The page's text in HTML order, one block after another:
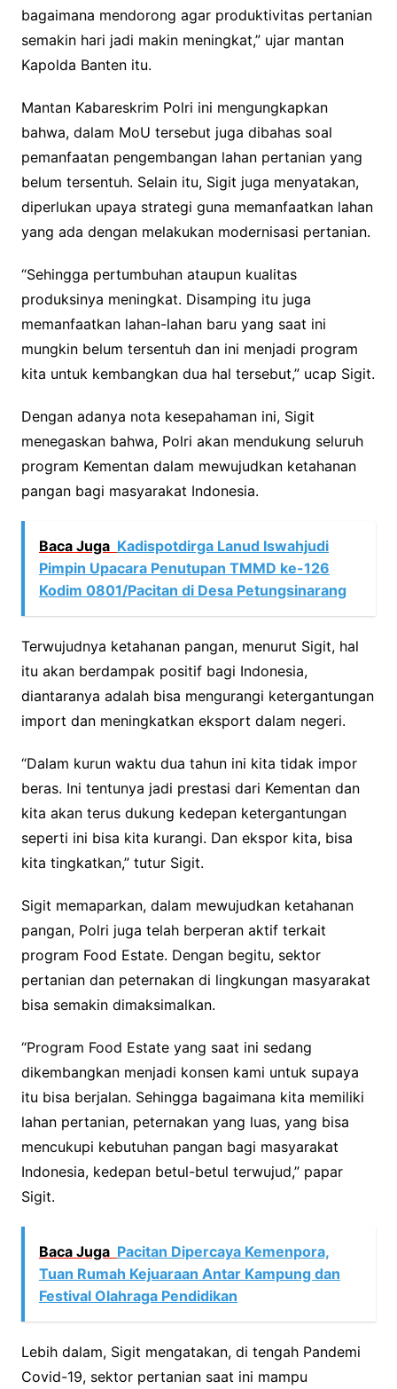
bagaimana mendorong agar produktivitas pertanian
semakin hari jadi makin meningkat,” ujar mantan
Kapolda Banten itu.
Mantan Kabareskrim Polri ini mengungkapkan
bahwa, dalam MoU tersebut juga dibahas soal
pemanfaatan pengembangan lahan pertanian yang
belum tersentuh. Selain itu, Sigit juga menyatakan,
diperlukan upaya strategi guna memanfaatkan lahan
yang ada dengan melakukan modernisasi pertanian.
“Sehingga pertumbuhan ataupun kualitas
produksinya meningkat. Disamping itu juga
memanfaatkan lahan-lahan baru yang saat ini
mungkin belum tersentuh dan ini menjadi program
kita untuk kembangkan dua hal tersebut,” ucap Sigit.
Dengan adanya nota kesepahaman ini, Sigit
menegaskan bahwa, Polri akan mendukung seluruh
program Kementan dalam mewujudkan ketahanan
pangan bagi masyarakat Indonesia.
Baca Juga Kadispotdirga Lanud Iswahjudi
Pimpin Upacara Penutupan TMMD ke-126
Kodim 0801/Pacitan di Desa Petungsinarang
Terwujudnya ketahanan pangan, menurut Sigit, hal
itu akan berdampak positif bagi Indonesia,
diantaranya adalah bisa mengurangi ketergantungan
import dan meningkatkan eksport dalam negeri.
“Dalam kurun waktu dua tahun ini kita tidak impor
beras. Ini tentunya jadi prestasi dari Kementan dan
kita akan terus dukung kedepan ketergantungan
seperti ini bisa kita kurangi. Dan ekspor kita, bisa
kita tingkatkan,” tutur Sigit.
Sigit memaparkan, dalam mewujudkan ketahanan
pangan, Polri juga telah berperan aktif terkait
program Food Estate. Dengan begitu, sektor
pertanian dan peternakan di lingkungan masyarakat
bisa semakin dimaksimalkan.
“Program Food Estate yang saat ini sedang
dikembangkan menjadi konsen kami untuk supaya
itu bisa berjalan. Sehingga bagaimana kita memiliki
lahan pertanian, peternakan yang luas, yang bisa
mencukupi kebutuhan pangan bagi masyarakat
Indonesia, kedepan betul-betul terwujud,” papar
Sigit.
Baca Juga Pacitan Dipercaya Kemenpora,
Tuan Rumah Kejuaraan Antar Kampung dan
Festival Olahraga Pendidikan
Lebih dalam, Sigit mengatakan, di tengah Pandemi
Covid-19, sektor pertanian saat ini mampu